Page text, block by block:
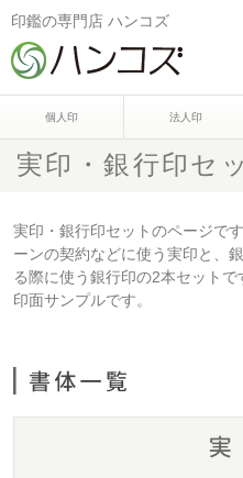
印鑑の専門店 ハンコズ
個人印 法人印
実印・銀行印セ
実印・銀行印セットのページで
ーンの契約などに使う実印と、
る際に使う銀行印の2本セット
印面サンプルです。